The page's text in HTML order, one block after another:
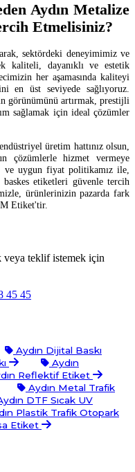
Aydın Metalize
Etmelisiniz?
sektördeki deneyimimiz ve
kaliteli, dayanıklı ve estetik
her aşamasında kaliteyi
en üst seviyede sağlıyoruz.
görünümünü artırmak, prestijli
sağlamak için ideal çözümler
üretim hattınız olsun,
çözümlerle hizmet vermeye
ve uygun fiyat politikamız ile,
etiketleri güvenle tercih
ürünlerinizin pazarda fark
Etiket'tir.
veya teklif istemek için
45 45
Aydın Dijital Baskı
Aydın
Reflektif Etiket
Aydın Metal Trafik
DTF Sıcak UV
Plastik Trafik Otopark
Etiket